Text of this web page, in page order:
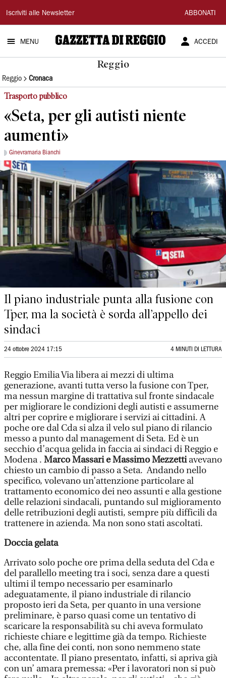
Gazzetta
di
Reggio
Iscriviti alle Newsletter ABBONATI
MENU ACCEDI
Reggio
Reggio Cronaca
Trasporto pubblico
«Seta, per gli autisti niente
aumenti»
Ginevramaria Bianchi
Il piano industriale punta alla fusione con
Tper, ma la società è sorda all’appello dei
sindaci
24 ottobre 2024 17:15 4 MINUTI DI LETTURA
Reggio Emilia Via libera ai mezzi di ultima
generazione, avanti tutta verso la fusione con Tper,
ma nessun margine di trattativa sul fronte sindacale
per migliorare le condizioni degli autisti e assumerne
altri per coprire e migliorare i servizi ai cittadini. A
poche ore dal Cda si alza il velo sul piano di rilancio
messo a punto dal management di Seta. Ed è un
secchio d’acqua gelida in faccia ai sindaci di Reggio e
Modena . Marco Massari e Massimo Mezzettiavevano
chiesto un cambio di passo a Seta. Andando nello
specifico, volevano un’attenzione particolare al
trattamento economico dei neo assunti e alla gestione
delle relazioni sindacali, puntando sul miglioramento
delle retribuzioni degli autisti, sempre più difficili da
trattenere in azienda. Ma non sono stati ascoltati.
Doccia gelata
Arrivato solo poche ore prima della seduta del Cda e
del parallello meeting tra i soci, senza dare a questi
ultimi il tempo necessario per esaminarlo
adeguatamente, il piano industriale di rilancio
proposto ieri da Seta, per quanto in una versione
preliminare, è parso quasi come un tentativo di
scaricare la responsabilità su chi aveva formulato
richieste chiare e legittime già da tempo. Richieste
che, alla fine dei conti, non sono nemmeno state
accontentate. Il piano presentato, infatti, si apriva già
con un’ amara premessa: «Per i lavoratori non si può